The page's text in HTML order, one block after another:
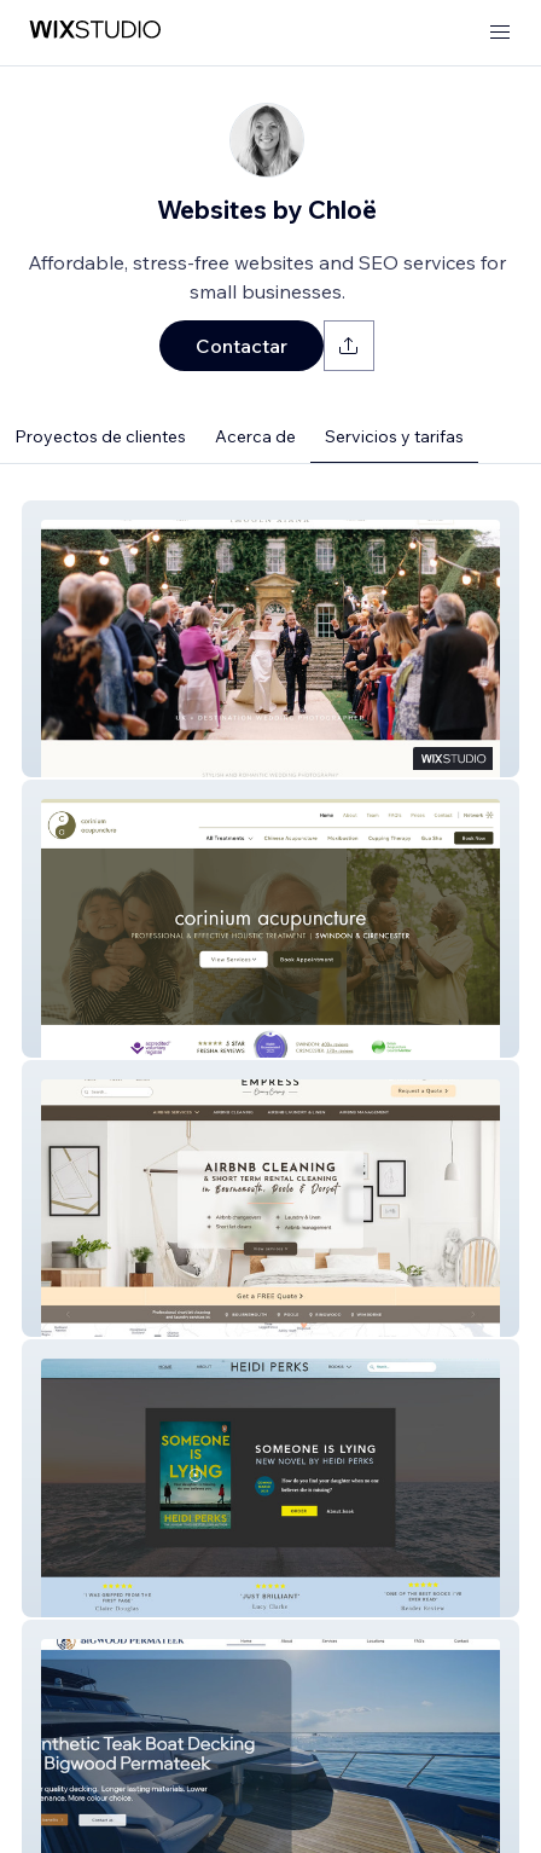
Websites by Chloë
Affordable, stress-free websites and SEO services for
small businesses.
Contactar
Proyectos de clientes Acerca de Servicios y tarifas
Corinium Acupuncture
Empress Cleans
Heidi Perks Author